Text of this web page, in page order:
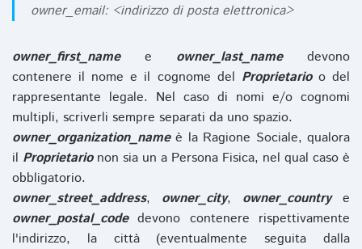
owner_email: <indirizzo di posta elettronica>
owner_first_namee owner_last_namedevono
contenere il nome e il cognome del Proprietarioo del
rappresentante legale. Nel caso di nomi e/o cognomi
multipli, scriverli sempre separati da uno spazio.
owner_organization_nameè la Ragione Sociale, qualora
il Proprietarionon sia un a Persona Fisica, nel qual caso è
obbligatorio.
owner_street_address, owner_city, owner_countrye
owner_postal_codedevono contenere rispettivamente
l'indirizzo, la città (eventualmente seguita dalla